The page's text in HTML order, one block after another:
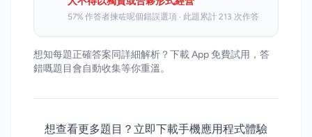
57% 作答者揀咗呢個錯誤選項 · 此題累計 213 次作答
想知每題正確答案同詳細解析？下載 App 免費試用，答
錯嘅題目會自動收集等你重溫。
想查看更多題目？立即下載手機應用程式體驗